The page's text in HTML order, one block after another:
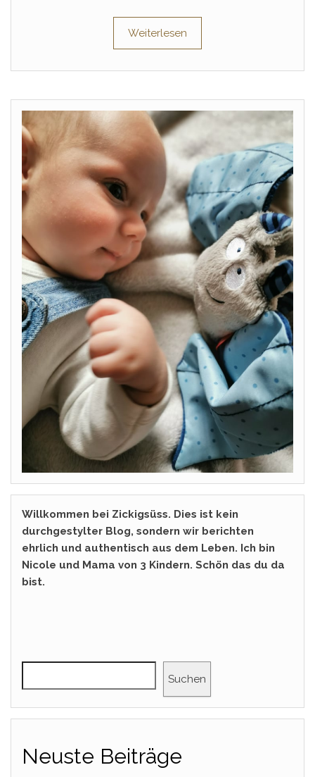
Weiterlesen
Willkommen bei Zickigsüss. Dies ist kein
durchgestylter Blog, sondern wir berichten
ehrlich und authentisch aus dem Leben. Ich bin
Nicole und Mama von 3 Kindern. Schön das du da
bist.
Suchen
Neuste Beiträge